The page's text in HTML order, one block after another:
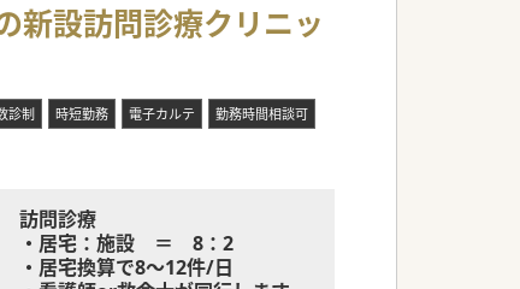
新設訪問診療クリニッ
診制 時短勤務 電子カルテ 勤務時間相談可
訪問診療
・居宅：施設 ＝ 8：2
・居宅換算で8～12件/日